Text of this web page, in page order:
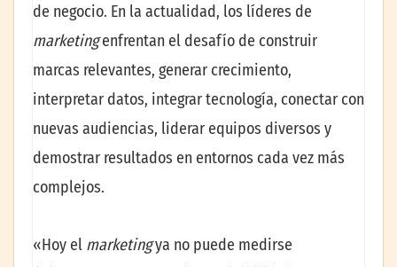
de negocio. En la actualidad, los líderes de
marketingenfrentan el desafío de construir
marcas relevantes, generar crecimiento,
interpretar datos, integrar tecnología, conectar con
nuevas audiencias, liderar equipos diversos y
demostrar resultados en entornos cada vez más
complejos.
«Hoy el marketingya no puede medirse